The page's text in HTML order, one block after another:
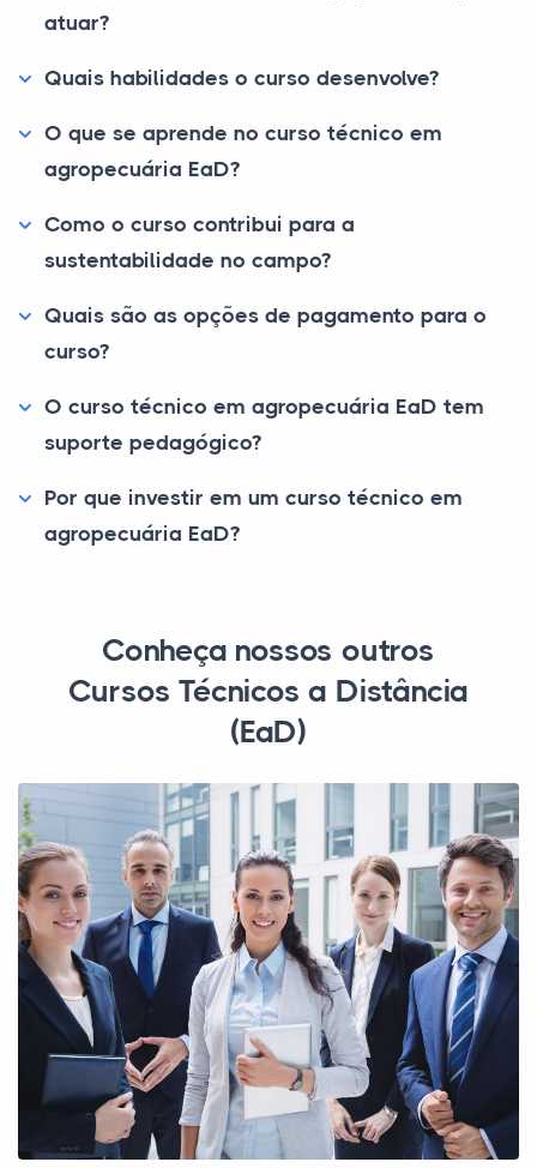
atuar?
Quais habilidades o curso desenvolve?
O que se aprende no curso técnico em
agropecuária EaD?
Como o curso contribui para a
sustentabilidade no campo?
Quais são as opções de pagamento para o
curso?
O curso técnico em agropecuária EaD tem
suporte pedagógico?
Por que investir em um curso técnico em
agropecuária EaD?
Conheça nossos outros
Cursos Técnicos a Distância
(EaD)